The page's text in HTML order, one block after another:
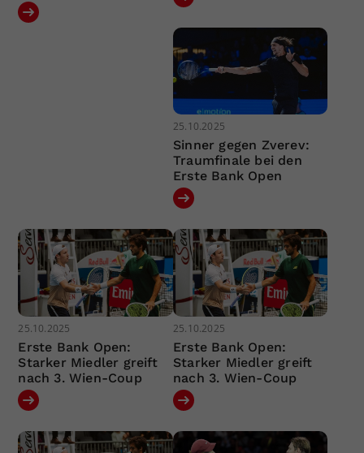
25.10.2025
Sinner gegen Zverev:
Traumfinale bei den
Erste Bank Open
25.10.2025
Erste Bank Open:
Starker Miedler greift
nach 3. Wien-Coup
25.10.2025
Erste Bank Open:
Starker Miedler greift
nach 3. Wien-Coup